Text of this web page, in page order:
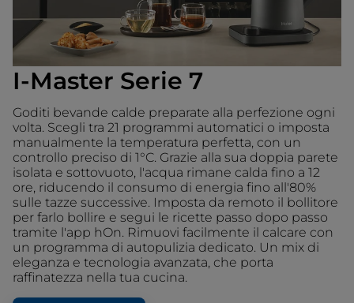
I-Master Serie 7
Goditi bevande calde preparate alla perfezione ogni
volta. Scegli tra 21 programmi automatici o imposta
manualmente la temperatura perfetta, con un
controllo preciso di 1°C. Grazie alla sua doppia parete
isolata e sottovuoto, l'acqua rimane calda fino a 12
ore, riducendo il consumo di energia fino all'80%
sulle tazze successive. Imposta da remoto il bollitore
per farlo bollire e segui le ricette passo dopo passo
tramite l'app hOn. Rimuovi facilmente il calcare con
un programma di autopulizia dedicato. Un mix di
eleganza e tecnologia avanzata, che porta
raffinatezza nella tua cucina.